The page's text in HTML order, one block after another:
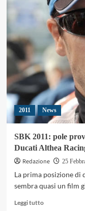
Tutti
pronti
salutare
Valentino
Rossi
Nicky
Hayden
2011 News
SBK 2011: pole
Ducati Althea
Redazione
25
La prima posizione di
sembra quasi un film
Leggi tuttoLeggi